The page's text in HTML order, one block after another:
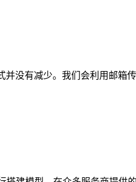
没有减少。我们会利用邮箱